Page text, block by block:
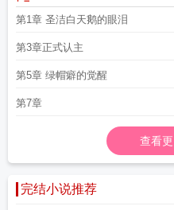
第1章 圣洁白天鹅的眼泪
第3章正式认主
第5章 绿帽癖的觉醒
第7章
查看更
完结小说推荐